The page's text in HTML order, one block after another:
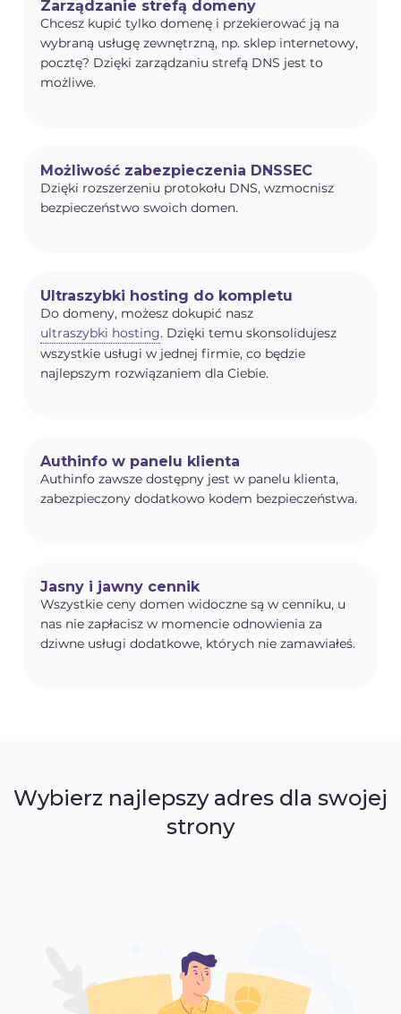
Zarządzanie strefą domeny
Chcesz kupić tylko domenę i przekierować ją na
wybraną usługę zewnętrzną, np. sklep internetowy,
pocztę? Dzięki zarządzaniu strefą DNS jest to
możliwe.
Możliwość zabezpieczenia DNSSEC
Dzięki rozszerzeniu protokołu DNS, wzmocnisz
bezpieczeństwo swoich domen.
Ultraszybki hosting do kompletu
Do domeny, możesz dokupić nasz
ultraszybki hosting. Dzięki temu skonsolidujesz
wszystkie usługi w jednej firmie, co będzie
najlepszym rozwiązaniem dla Ciebie.
Authinfo w panelu klienta
Authinfo zawsze dostępny jest w panelu klienta,
zabezpieczony dodatkowo kodem bezpieczeństwa.
Jasny i jawny cennik
Wszystkie ceny domen widoczne są w cenniku, u
nas nie zapłacisz w momencie odnowienia za
dziwne usługi dodatkowe, których nie zamawiałeś.
Wybierz najlepszy adres dla swojej
strony